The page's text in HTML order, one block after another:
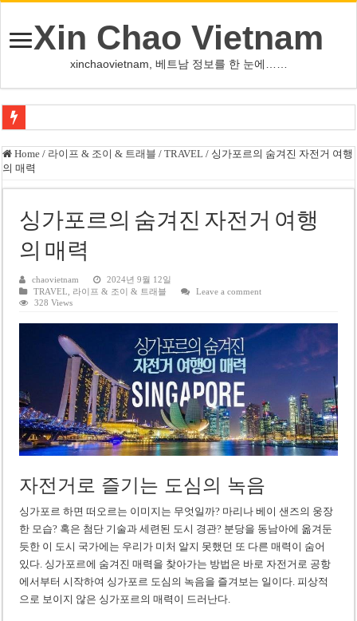
Xin Chao Vietnam
xinchaovietnam, 베트남 정보를 한 눈에……
쩐 타인 먼 베트남 국회의장 “외교 성과, 국가 위상 제고에 크게 기여”
싱가포르 하오마트, 마지막 프리미엄 매장 폐점… 적자·소송 악재 속 사업 축
PNJ, 다이아몬드 밀수 여파에 2분기 적자… 10월 임시 주총 개최
팜 녓 브엉 빈그룹 회장 딸, 그룹 계열사 경영에 첫 등장
케펠, 투티엠 엠파이어시티 지분 전량 2억7000만 달러에 매각
베트남 MB은행, 2026년 수익 목표 자신…부동산 대출 비율 13% 고수
베트남주식 HAT, 15년 연속 현금 배당…주당 3,000동 지급
‘1,000억 달러 남북고속철 투자’ 호언장담 메콜로르 회장 체포
베트남 세무당국, 납세자 정보 공개 기준·절차 명확화
Home / 라이프 & 조이 & 트래블 / TRAVEL / 싱가포르의 숨겨진 자전거 여행
의 매력
싱가포르의 숨겨진 자전거 여행
의 매력
chaovietnam
2024년 9월 12일
TRAVEL
라이프 & 조이 & 트래블
Leave a comment
328 Views
자전거로 즐기는 도심의 녹음
싱가포르 하면 떠오르는 이미지는 무엇일까? 마리나 베이 샌즈의 웅장
한 모습? 혹은 첨단 기술과 세련된 도시 경관? 분당을 동남아에 옮겨둔
듯한 이 도시 국가에는 우리가 미처 알지 못했던 또 다른 매력이 숨어
있다. 싱가포르에 숨겨진 매력을 찾아가는 방법은 바로 자전거로 공항
에서부터 시작하여 싱가포르 도심의 녹음을 즐겨보는 일이다. 피상적
으로 보이지 않은 싱가포르의 매력이 드러난다.